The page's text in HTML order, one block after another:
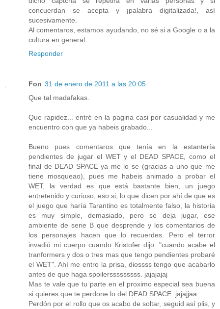
concuerdan se acepta y ¡palabra digitalizada!, así
sucesivamente.
Al comentaros, estamos ayudando, no sé si a Google o a la
cultura en general.
Responder
Fon 31 de enero de 2011 a las 20:05
Que tal madafakas.
Que rapidez... entré en la pagina casi por casualidad y me
encuentro con que ya habeis grabado...
Bueno pues comentaros que tenía en la estantería
pendientes de jugar el WET y el DEAD SPACE, como el
final de DEAD SPACE ya me lo se (gracias a uno que me
tiene mosqueao), pues me habeis animado a probar el
WET, la verdad es que está bastante bien, un juego
entretenido y curioso, eso si, lo que dicen por ahí de que es
el juego que haría Tarantino es totalmente falso, la historia
es muy simple, demasiado, pero se deja jugar, ese
ambiente de serie B que desprende y los comentarios de
los personajes hacen que lo recuerdes. Pero el terror
invadió mi cuerpo cuando Kristofer dijo: "cuando acabe el
tranformers y dos o tres mas que tengo pendientes probaré
el WET". Ahí me entro la prisa, diossss tengo que acabarlo
antes de que haga spoilersssssssss. jajajajaj
Mas te vale que tu parte en el proximo especial sea buena
si quieres que te perdone lo del DEAD SPACE. jajajjaa
Perdón por el rollo que os acabo de soltar, seguid así plis, y